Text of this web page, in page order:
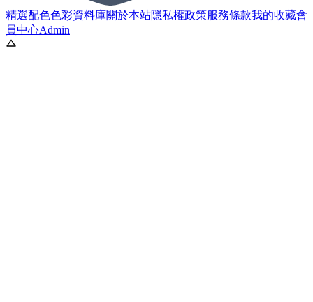
精選配色色彩資料庫關於本站隱私權政策服務條款我的收藏會
員中心Admin